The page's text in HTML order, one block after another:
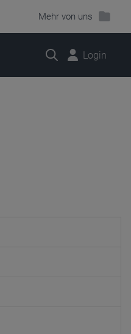
Mehr von uns
Suche Login